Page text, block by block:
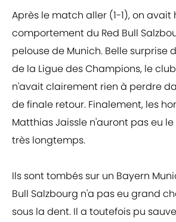
Après le match aller (1-1), on
comportement du Red Bull
pelouse de Munich. Belle surprise
de la Ligue des Champions, le
n'avait clairement rien à perdre
de finale retour. Finalement, les
Matthias Jaissle n'auront pas eu
très longtemps.
Ils sont tombés sur un Bayern
Bull Salzbourg n'a pas eu grand
sous la dent. Il a toutefois pu